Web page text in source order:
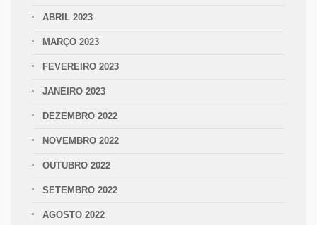
ABRIL 2023
MARÇO 2023
FEVEREIRO 2023
JANEIRO 2023
DEZEMBRO 2022
NOVEMBRO 2022
OUTUBRO 2022
SETEMBRO 2022
AGOSTO 2022